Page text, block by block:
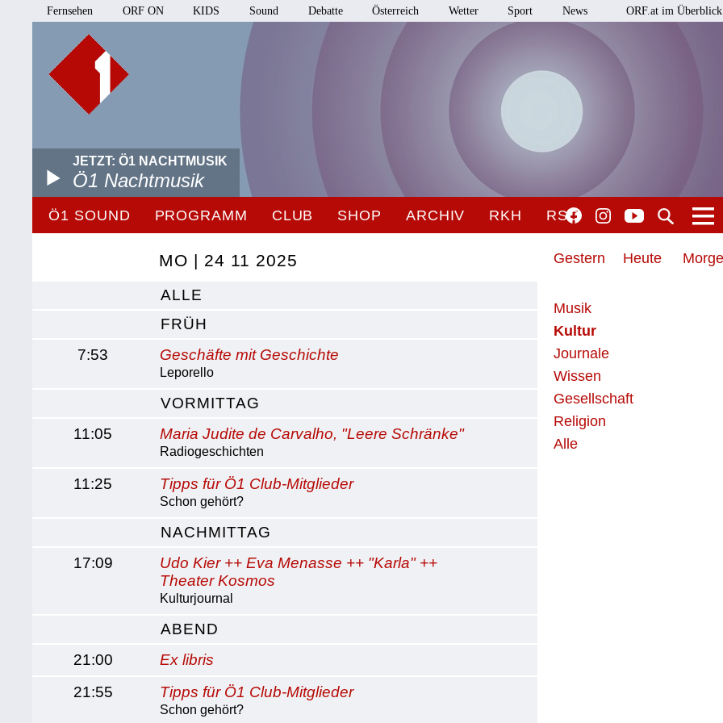
Fernsehen ORF ON KIDS Sound Debatte Österreich Wetter Sport News ORF.at im Überblick
JETZT: Ö1 NACHTMUSIK
Ö1 Nachtmusik
Ö1 SOUND PROGRAMM CLUB SHOP ARCHIV RKH RSO
Gestern Heute
Musik
Kultur
Journale
Wissen
Gesellschaft
Religion
Alle
MO | 24 11 2025
ALLE
FRÜH
7:53
Geschäfte mit Geschichte
Leporello
VORMITTAG
11:05
Maria Judite de Carvalho, "Leere Schränke"
Radiogeschichten
11:25 Tipps für Ö1 Club-Mitglieder
Schon gehört?
NACHMITTAG
17:09
Udo Kier ++ Eva Menasse ++ "Karla" ++
Theater Kosmos
Kulturjournal
ABEND
21:00
Ex libris
21:55
Tipps für Ö1 Club-Mitglieder
Schon gehört?